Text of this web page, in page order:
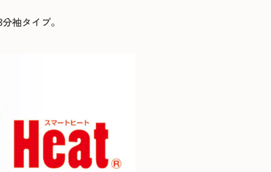
袖タイプ。